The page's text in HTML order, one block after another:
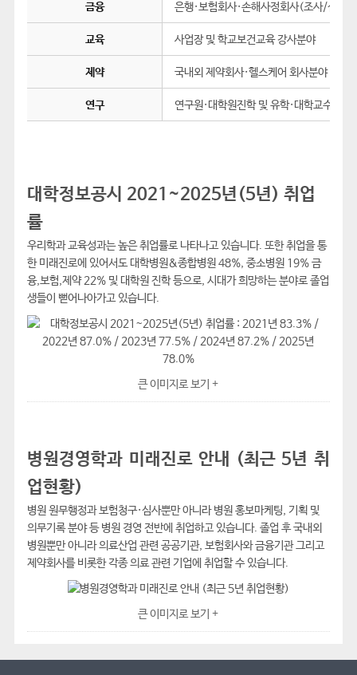
금융 은행·보험회사·손해사정회사(조사/심사
교육 사업장 및 학교보건교육 강사분야
제약 국내외 제약회사·헬스케어 회사분야
연구 연구원·대학원진학 및 유학·대학교수 분야
대학정보공시 2021~2025년(5년) 취업
률
우리학과 교육성과는 높은 취업률로 나타나고 있습니다. 또한 취업을 통
한 미래진로에 있어서도 대학병원&종합병원 48%, 중소병원 19% 금
융,보험,제약 22% 및 대학원 진학 등으로, 시대가 희망하는 분야로 졸업
생들이 뻗어나아가고 있습니다.
큰 이미지로 보기 +
병원경영학과 미래진로 안내 (최근 5년 취
업현황)
병원 원무행정과 보험청구·심사뿐만 아니라 병원 홍보마케팅, 기획 및
의무기록 분야 등 병원 경영 전반에 취업하고 있습니다. 졸업 후 국내외
병원뿐만 아니라 의료산업 관련 공공기관, 보험회사와 금융기관 그리고
제약회사를 비롯한 각종 의료 관련 기업에 취업할 수 있습니다.
큰 이미지로 보기 +